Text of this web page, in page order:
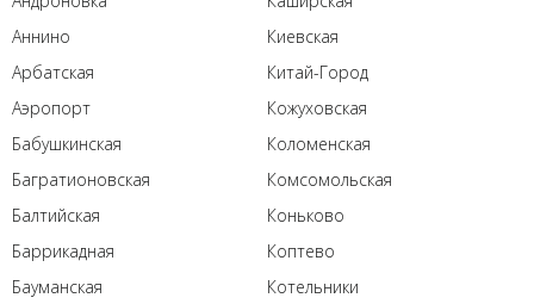
Аннино
Арбатская
Аэропорт
Бабушкинская
Багратионовская
Балтийская
Баррикадная
Бауманская
Киевская
Китай-Город
Кожуховская
Коломенская
Комсомольская
Коньково
Коптево
Котельники